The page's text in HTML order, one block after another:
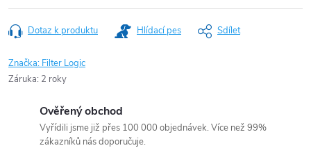
Dotaz k produktu Hlídací pes Sdílet
Značka: Filter Logic
Záruka: 2 roky
Ověřený obchod
Vyřídili jsme již přes 100 000 objednávek. Více než 99%
zákazníků nás doporučuje.